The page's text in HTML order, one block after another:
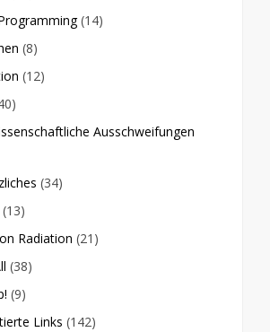
(14)
(8)
(12)
Ausschweifungen
(34)
(13)
Radiation (21)
(38)
(9)
Links (142)